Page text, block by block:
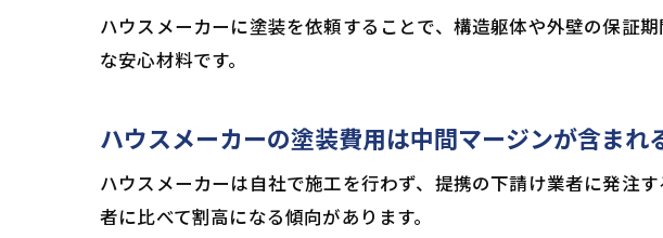
ハウスメーカーに塗装を依頼することで、構造躯体や外壁の保証
な安心材料です。
ハウスメーカーの塗装費用は中間マージンが含まれ
ハウスメーカーは自社で施工を行わず、提携の下請け業者に発注
者に比べて割高になる傾向があります。